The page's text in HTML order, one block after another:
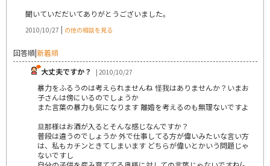
聞いていだだいてありがとうございました。
2010/10/27 | の他の相談を見る
回答順|新着順
大丈夫ですか？
| 2010/10/27
暴力をふるうのは考えられませんね 怪我はありませんか？いまお
子さんは傍にいるのでしょうか
また言葉の暴力も気になります 離婚を考えるのも無理ないですよ
旦那様はお酒が入るとそんな感じなんですか？
普段は違うのでしょうか 外で仕事してる方が偉いみたいな言い方
は、私もカチンときてしまいます どちらが偉いとかいう問題じゃ
ないですし